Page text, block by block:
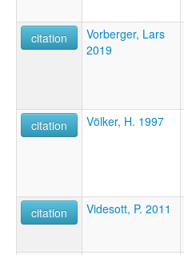
citation
Vorberger, Lars
2019
citation
Völker, H. 1997
citation
Videsott, P. 2011